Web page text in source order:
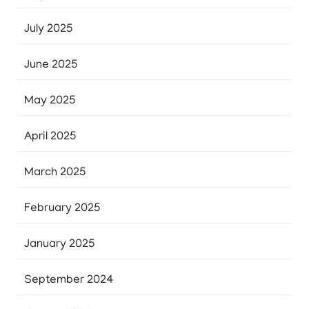
July 2025
June 2025
May 2025
April 2025
March 2025
February 2025
January 2025
September 2024